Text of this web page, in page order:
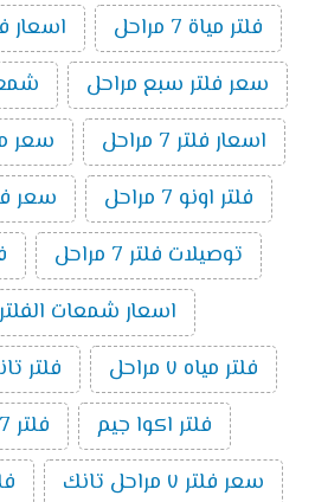
فلتر مياة 7 مراحل
اسعار
سعر فلتر سبع مراحل
شمع
اسعار فلتر 7 مراحل
سعر
فلتر اونو 7 مراحل
سعر فلتر 7
توصيلات فلتر 7 مراحل
اسعار شمعات الفلتر ٧ مراحل
فلتر مياه ٧ مراحل
فلتر تانك 7
فلتر اكوا جيم
فلتر 7 مراحل بخزان
سعر فلتر ٧ مراحل تانك
فلتر